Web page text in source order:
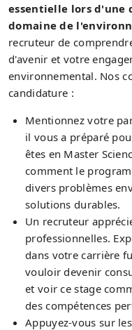
essentielle lors d'une
domaine de
recruteur de
d'avenir et votre
environnemental. Nos
candidature :
Mentionnez votre
il vous a préparé
êtes en Master
comment le
divers problèmes
solutions durables.
Un recruteur
professionnelles.
dans votre carrière
vouloir devenir
et voir ce stage
des compétences
Appuyez-vous sur